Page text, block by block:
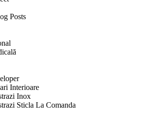
Posts
Interioare
Inox
Sticla La Comanda